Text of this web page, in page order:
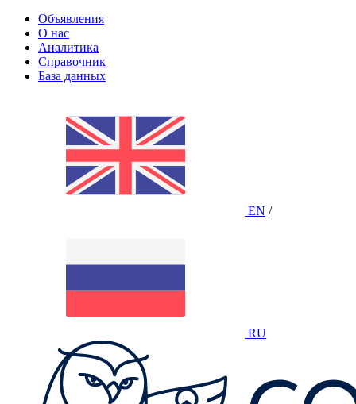
Объявления
О нас
Аналитика
Справочник
База данных
EN /
RU